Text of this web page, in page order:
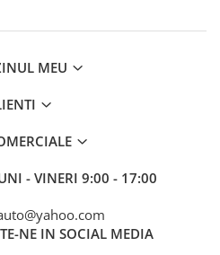
MEU
- VINERI 9:00 - 17:00
NE IN SOCIAL MEDIA